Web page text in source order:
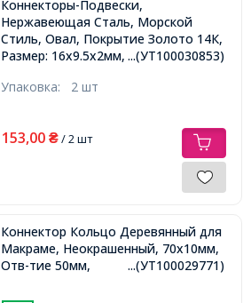
Коннекторы-Подвески,
Нержавеющая Сталь, Морской
Стиль, Овал, Покрытие Золото 14К,
Размер: 16х9.5х2мм, Отверстие:
...(УТ100030853)
Упаковка: 2 шт
153,00 ₴/ 2 шт
Коннектор Кольцо Деревянный для
Макраме, Неокрашенный, 70х10мм,
Отв-тие 50мм,
...(УТ100029771)